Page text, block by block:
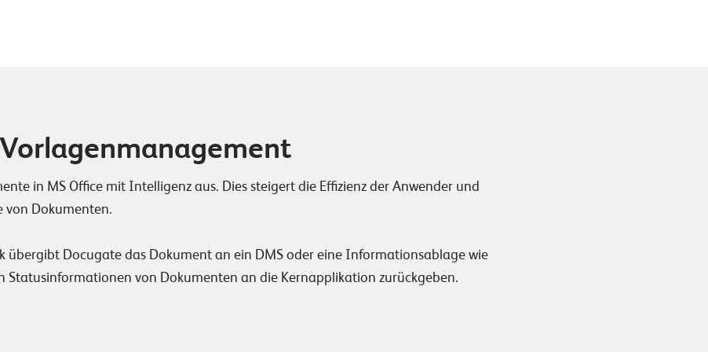
in MS Office mit Intelligenz aus. Dies steigert die Effizienz der Anwender und
von Dokumenten.
übergibt Docugate das Dokument an ein DMS oder eine Informationsablage wie
Statusinformationen von Dokumenten an die Kernapplikation zurückgeben.